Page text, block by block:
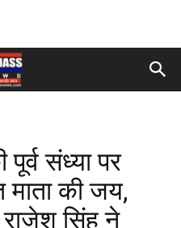
संध्या पर
माता की जय,
राजेश सिंह ने